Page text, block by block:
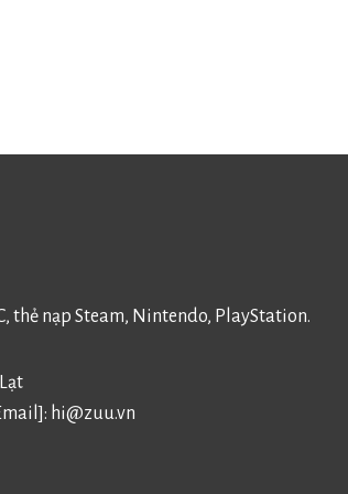
thẻ nạp Steam, Nintendo, PlayStation.
hi@zuu.vn